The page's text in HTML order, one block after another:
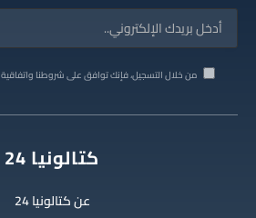
من خلال التسجيل، فإنك توافق على شروطنا واتفاقية
كتالونيا 24
عن كتالونيا 24